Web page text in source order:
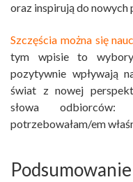
oraz inspirują do
Szczęścia można się
tym wpisie to
pozytywnie wpływają
świat z nowej
słowa
potrzebowałam/em